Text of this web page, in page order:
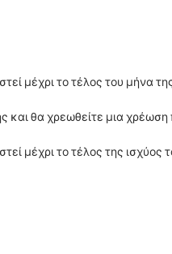
μέχρι το τέλος του μήνα
και θα χρεωθείτε μια
μέχρι το τέλος της ισχύος